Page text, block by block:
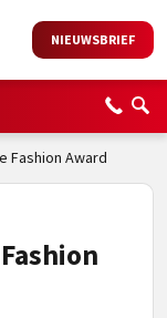
NIEUWSBRIEF
Fashion Award